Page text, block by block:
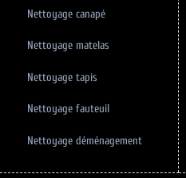
Nettoyage canapé
Nettoyage matelas
Nettoyage tapis
Nettoyage fauteuil
Nettoyage déménagement